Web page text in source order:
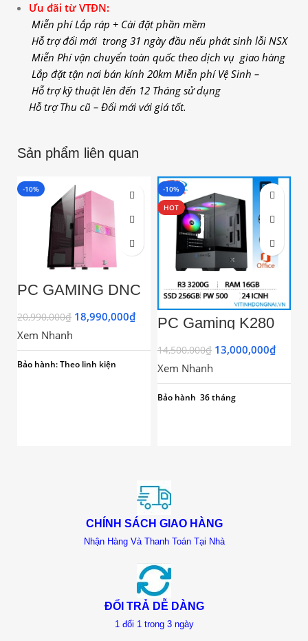
Ưu đãi từ VTĐN:
Miễn phí Lắp ráp + Cài đặt phần mềm
Hỗ trợ đổi mới trong 31 ngày đầu nếu phát sinh lỗi NSX
Miễn Phí vận chuyển toàn quốc theo dịch vụ giao hàng
Lắp đặt tận nơi bán kính 20km Miễn phí Vệ Sinh –
Hỗ trợ kỹ thuật lên đến 12 Tháng sử dụng
Hỗ trợ Thu cũ – Đổi mới với giá tốt.
Sản phẩm liên quan
-10%
PC GAMING DNC
12100F/H610M/16
GB
RAM/256GB/GTX1
650 4G/600W)
20,990,000₫ 18,990,000₫
Xem Nhanh
Bảo hành: Theo linh kiện
-10%
HOT
PC Gaming K280
10100F/Ram8GB/G
T1030/SSD120GB/
24icnh)
14,500,000₫ 13,000,000₫
Xem Nhanh
Bảo hành 36 tháng
CHÍNH SÁCH GIAO HÀNG
Nhận Hàng Và Thanh Toán Tại Nhà
ĐỔI TRẢ DỄ DÀNG
1 đổi 1 trong 3 ngày